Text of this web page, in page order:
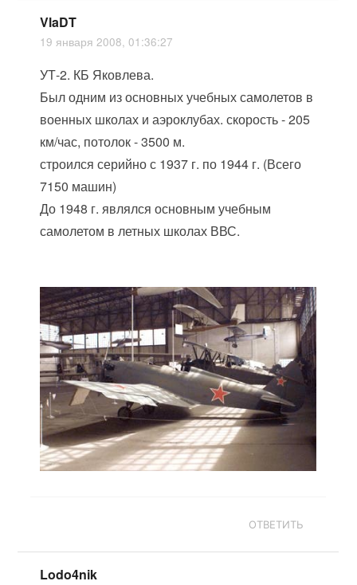
VlaDT
19 января 2008, 01:36:27
УТ-2. КБ Яковлева.
Был одним из основных учебных самолетов в
военных школах и аэроклубах. скорость - 205
км/час, потолок - 3500 м.
строился серийно с 1937 г. по 1944 г. (Всего
7150 машин)
До 1948 г. являлся основным учебным
самолетом в летных школах ВВС.
ОТВЕТИТЬ
Lodo4nik